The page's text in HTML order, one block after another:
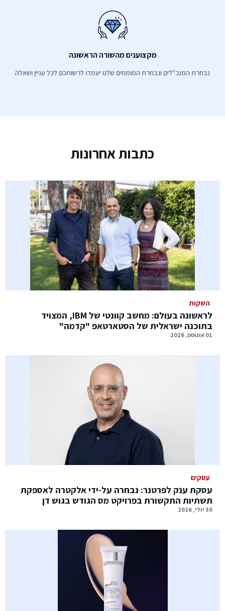
מקצוענים מהשורה הראשונה
נבחרת המנכ"לים ונבחרת המומחים שלנו יעמדו לרשותכם לכל עניין ושאלה
כתבות אחרונות
השקות
לראשונה בעולם: מחשב קוונטי של IBM, המצויד
בתוכנה ישראלית של הסטארטאפ "קדמה"
01 אוגוסט, 2026
עסקים
עסקת ענק לפרטנר: נבחרה על-ידי אלקטרה לאספקת
תשתיות התקשורת בפרויקט מס הגודש בגוש דן
30 יולי, 2026